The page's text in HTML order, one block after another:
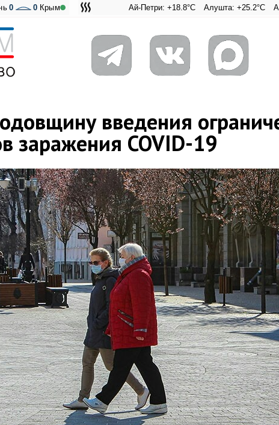
Ай-Петри: +18.8°C Алушта: +25.2°C Ангарский
0 0 Крым
введения
заражения COVID-19